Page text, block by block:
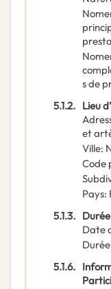
s de
5.1.2. Lieu
et
Ville:
Code
Pays:
5.1.3.
Date
Durée
5.1.6.